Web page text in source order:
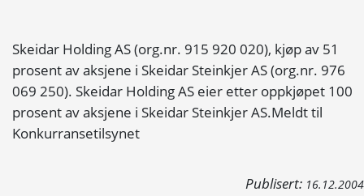
Skeidar Holding AS (org.nr. 915 920 020), kjøp av 51
prosent av aksjene i Skeidar Steinkjer AS (org.nr. 976
069 250). Skeidar Holding AS eier etter oppkjøpet 100
prosent av aksjene i Skeidar Steinkjer AS.Meldt til
Konkurransetilsynet
Publisert: 16.12.2004